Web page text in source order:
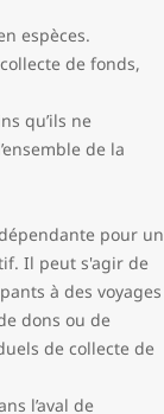
espèces.
de fonds,
qu’ils ne
de la
pour un
Il peut s'agir de
à des voyages
dons ou de
de collecte de
l’aval de